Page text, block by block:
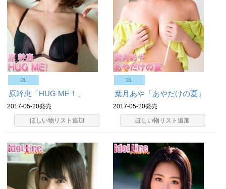
DL
原幹恵「HUG ME！」
2017-05-20発売
ほしい物リスト追加
DL
葉月あや「あやだけの夏」
2017-05-20発売
ほしい物リスト追加